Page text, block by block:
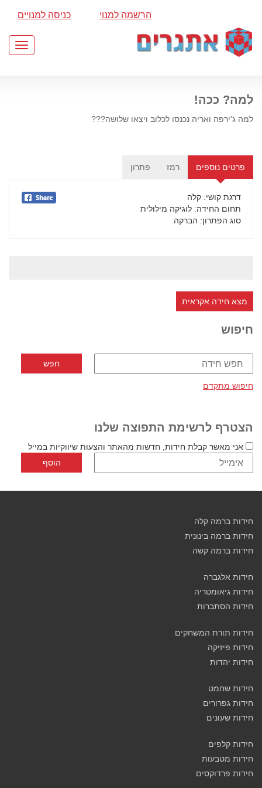
הרשמה למנוי כניסה למנויים
למה? ככה!
למה ג'ירפה ואריה נכנסו לכלוב ויצאו שלושה???
פרטים נוספים רמז פתרון
דרגת קושי: קלה
תחום החידה: לוגיקה מילולית
סוג הפתרון: הברקה
מצא חידה אקראית
חיפוש
חיפוש מתקדם
הצטרף לרשימת התפוצה שלנו
אני מאשר קבלת חידות, חדשות מהאתר והצעות שיווקיות במייל
חידות ברמה קלה
חידות ברמה בינונית
חידות ברמה קשה
חידות אלגברה
חידות גיאומטריה
חידות הסתברות
חידות תורת המשחקים
חידות פיזיקה
חידות יהדות
חידות שחמט
חידות גפרורים
חידות שעונים
חידות קלפים
חידות מטבעות
חידות פרדוקסים